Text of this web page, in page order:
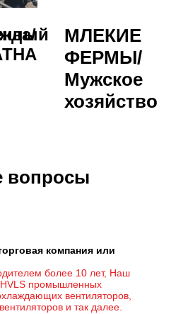
МЛЕКИЕ
ФЕРМЫ/
Мужское
хозяйство
вопросы
компания или
более 10 лет, Наш
HVLS промышленных
вентиляторов,
и так далее.